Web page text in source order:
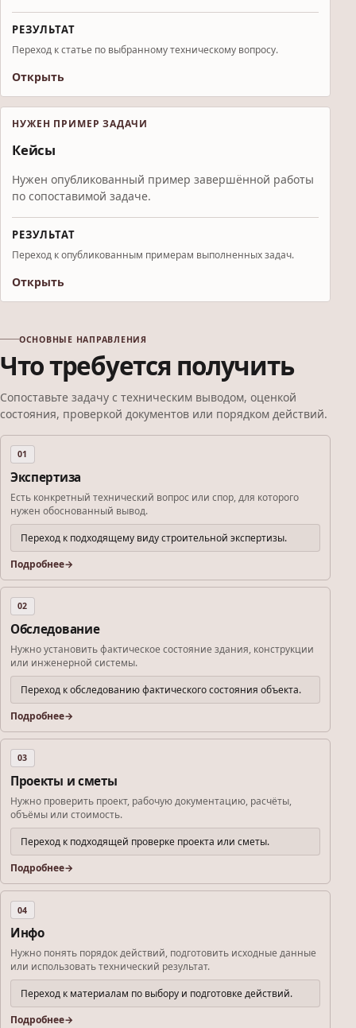
РЕЗУЛЬТАТ
Переход к статье по выбранному техническому вопросу.
Открыть
НУЖЕН ПРИМЕР ЗАДАЧИ
Кейсы
Нужен опубликованный пример завершённой работы
по сопоставимой задаче.
РЕЗУЛЬТАТ
Переход к опубликованным примерам выполненных задач.
Открыть
ОСНОВНЫЕ НАПРАВЛЕНИЯ
Что требуется получить
Сопоставьте задачу с техническим выводом, оценкой
состояния, проверкой документов или порядком действий.
01
Экспертиза
Есть конкретный технический вопрос или спор, для которого
нужен обоснованный вывод.
Переход к подходящему виду строительной экспертизы.
Подробнее
02
Обследование
Нужно установить фактическое состояние здания, конструкции
или инженерной системы.
Переход к обследованию фактического состояния объекта.
Подробнее
03
Проекты и сметы
Нужно проверить проект, рабочую документацию, расчёты,
объёмы или стоимость.
Переход к подходящей проверке проекта или сметы.
Подробнее
04
Инфо
Нужно понять порядок действий, подготовить исходные данные
или использовать технический результат.
Переход к материалам по выбору и подготовке действий.
Подробнее